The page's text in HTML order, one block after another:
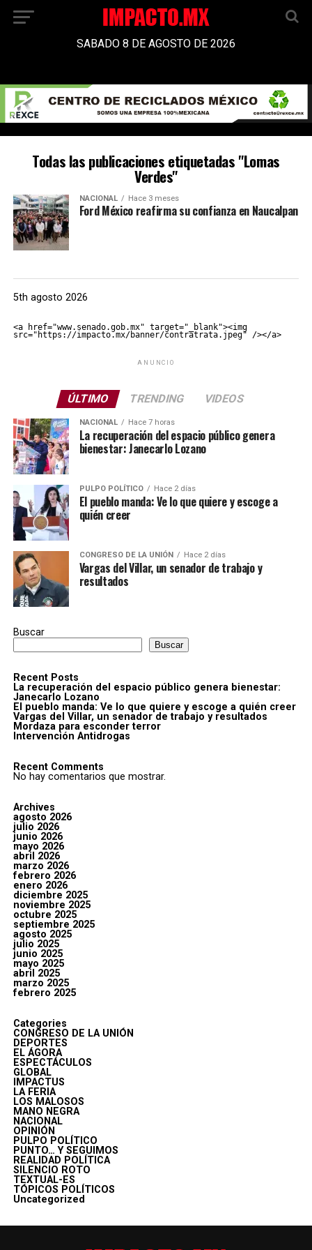
SABADO 8 DE AGOSTO DE 2026
Todas las publicaciones etiquetadas "Lomas
Verdes"
NACIONAL Hace 3 meses
Ford México reafirma su confianza en Naucalpan
5th agosto 2026
<a href="www.senado.gob.mx" target="_blank"><img
src="https://impacto.mx/banner/contratrata.jpeg" /></a>
ANUNCIO
ÚLTIMO TRENDING VIDEOS
NACIONAL Hace 7 horas
La recuperación del espacio público genera
bienestar: Janecarlo Lozano
PULPO POLÍTICO Hace 2 días
El pueblo manda: Ve lo que quiere y escoge a
quién creer
CONGRESO DE LA UNIÓN Hace 2 días
Vargas del Villar, un senador de trabajo y
resultados
Buscar
Buscar
Recent Posts
La recuperación del espacio público genera bienestar:
Janecarlo Lozano
El pueblo manda: Ve lo que quiere y escoge a quién creer
Vargas del Villar, un senador de trabajo y resultados
Mordaza para esconder terror
Intervención Antidrogas
Recent Comments
No hay comentarios que mostrar.
Archives
agosto 2026
julio 2026
junio 2026
mayo 2026
abril 2026
marzo 2026
febrero 2026
enero 2026
diciembre 2025
noviembre 2025
octubre 2025
septiembre 2025
agosto 2025
julio 2025
junio 2025
mayo 2025
abril 2025
marzo 2025
febrero 2025
Categories
CONGRESO DE LA UNIÓN
DEPORTES
EL ÁGORA
ESPECTÁCULOS
GLOBAL
IMPACTUS
LA FERIA
LOS MALOSOS
MANO NEGRA
NACIONAL
OPINIÓN
PULPO POLÍTICO
PUNTO… Y SEGUIMOS
REALIDAD POLÍTICA
SILENCIO ROTO
TEXTUAL-ES
TÓPICOS POLÍTICOS
Uncategorized